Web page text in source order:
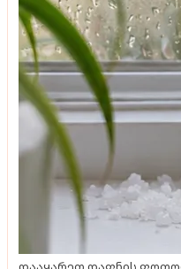
ტენდენციები
როგორ არ გავაფუჭოთ
როგორი პრინტებია
დიზაინერები